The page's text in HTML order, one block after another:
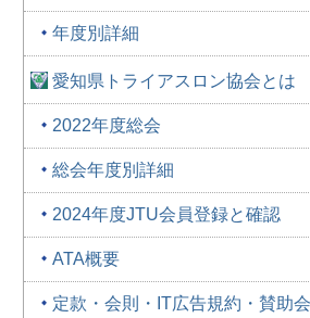
年度別詳細
愛知県トライアスロン協会とは
2022年度総会
総会年度別詳細
2024年度JTU会員登録と確認
ATA概要
定款・会則・IT広告規約・賛助